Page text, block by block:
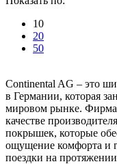
10
20
50
Continental AG – это
в Германии, которая
мировом рынке. Фирма
качестве
покрышек, которые
ощущение комфорта и
поездки на